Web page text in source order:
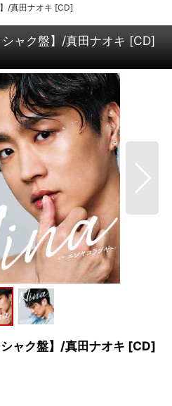
/真田ナオキ [CD]
ャク盤】/真田ナオキ [CD]
ャク盤】/真田ナオキ [CD]